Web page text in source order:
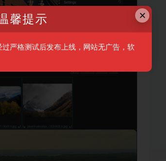
×
馨提示
严格测试后发布上线，网站无广告，软